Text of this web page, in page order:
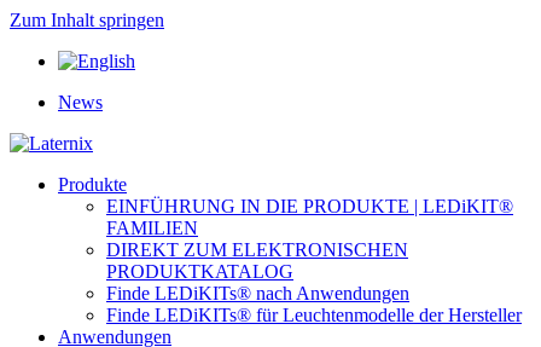
Zum Inhalt springen
News
Produkte
EINFÜHRUNG IN DIE PRODUKTE | LEDiKIT®
FAMILIEN
DIREKT ZUM ELEKTRONISCHEN
PRODUKTKATALOG
Finde LEDiKITs® nach Anwendungen
Finde LEDiKITs® für Leuchtenmodelle der Hersteller
Anwendungen